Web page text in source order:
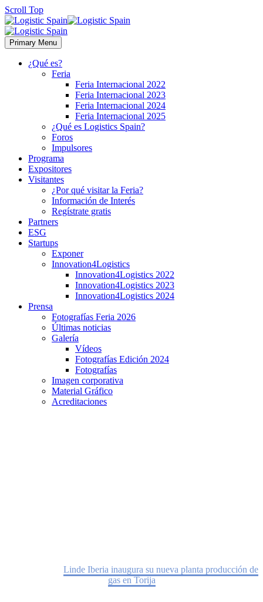
Scroll Top
Primary Menu
¿Qué es?
Feria
Feria Internacional 2022
Feria Internacional 2023
Feria Internacional 2024
Feria Internacional 2025
¿Qué es Logistics Spain?
Foros
Impulsores
Programa
Expositores
Visitantes
¿Por qué visitar la Feria?
Información de Interés
Regístrate gratis
Partners
ESG
Startups
Exponer
Innovation4Logistics
Innovation4Logistics 2022
Innovation4Logistics 2023
Innovation4Logistics 2024
Prensa
Fotografías Feria 2026
Últimas noticias
Galería
Vídeos
Fotografías Edición 2024
Fotografías
Imagen corporativa
Material Gráfico
Acreditaciones
Linde Iberia inaugura su nueva planta producción de
gas en Torija